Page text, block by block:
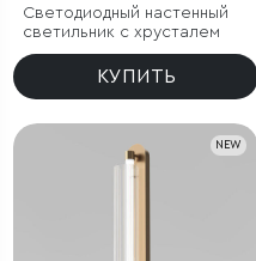
Светодиодный настенный
светильник с хрусталем
КУПИТЬ
NEW